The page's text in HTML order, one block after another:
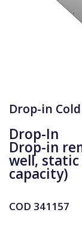
Drop-in
Drop-In
Drop-in
well, static
capacity)
COD 341157